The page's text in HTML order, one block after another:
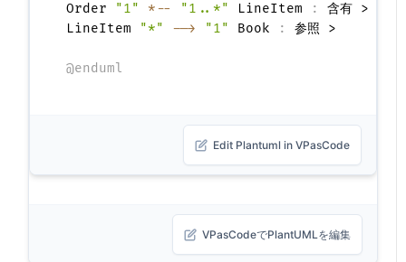
Order
"1" *-- "1..*" LineItem :
含有 >
LineItem
"*" --> "1" Book : 参照 >
@enduml
Edit Plantuml in VPasCode
VPasCodeでPlantUMLを編集